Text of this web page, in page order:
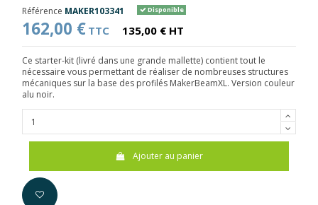
Référence MAKER103341 Disponible
162,00 € TTC 135,00 € HT
Ce starter-kit (livré dans une grande mallette) contient tout le
nécessaire vous permettant de réaliser de nombreuses structures
mécaniques sur la base des profilés MakerBeamXL. Version couleur
alu noir.
Ajouter au panier